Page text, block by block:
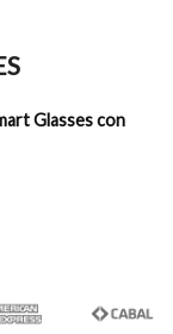
Glasses con